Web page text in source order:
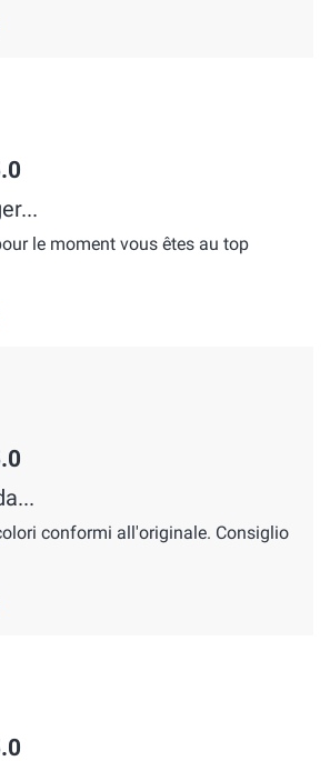
le moment vous êtes au top
conformi all'originale. Consiglio